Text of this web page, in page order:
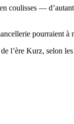
coulisses —
pourraient à
l’ère Kurz, selon